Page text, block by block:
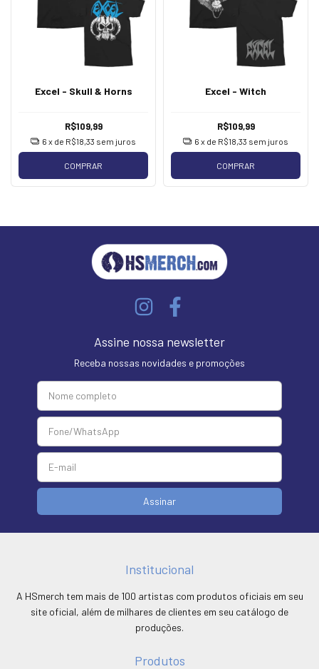
Excel - Skull & Horns
R$109,99
6 x de R$18,33 sem juros
COMPRAR
Excel - Witch
R$109,99
6 x de R$18,33 sem juros
COMPRAR
Assine nossa newsletter
Receba nossas novidades e promoções
Institucional
A HSmerch tem mais de 100 artistas com produtos oficiais em seu
site oficial, além de milhares de clientes em seu catálogo de
produções.
Produtos